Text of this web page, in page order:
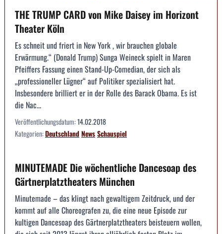
THE TRUMP CARD von Mike Daisey im Horizont
Theater Köln
Es schneit und friert in New York , wir brauchen globale
Erwärmung.“ (Donald Trump) Sunga Weineck spielt in Maren
Pfeiffers Fassung einen Stand-Up-Comedian, der sich als
„professioneller Lügner“ auf Politiker spezialisiert hat.
Insbesondere brilliert er in der Rolle des Barack Obama. Es ist
die Nac...
Veröffentlichungsdatum:14.02.2018
Kategorien:DeutschlandNewsSchauspiel
MINUTEMADE Die wöchentliche Dancesoap des
Gärtnerplatztheaters München
Minutemade – das klingt nach gewaltigem Zeitdruck, und der
kommt auf alle Choreografen zu, die eine neue Episode zur
kultigen Dancesoap des Gärtnerplatztheaters beisteuern wollen,